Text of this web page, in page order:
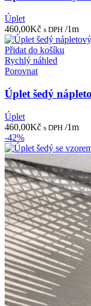
Úplet
460,00Kč s DPH /1m
Přidat do košíku
Rychlý náhled
Porovnat
Úplet šedý
Úplet
460,00Kč s DPH /1m
-42%